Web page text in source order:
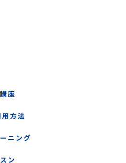
座
方法
ニング
ン